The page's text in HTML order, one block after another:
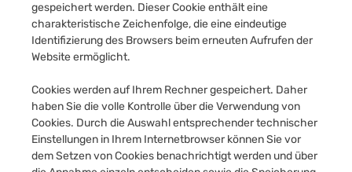
gespeichert werden. Dieser Cookie enthält eine
charakteristische Zeichenfolge, die eine eindeutige
Identifizierung des Browsers beim erneuten Aufrufen der
Website ermöglicht.
Cookies werden auf Ihrem Rechner gespeichert. Daher
haben Sie die volle Kontrolle über die Verwendung von
Cookies. Durch die Auswahl entsprechender technischer
Einstellungen in Ihrem Internetbrowser können Sie vor
dem Setzen von Cookies benachrichtigt werden und über